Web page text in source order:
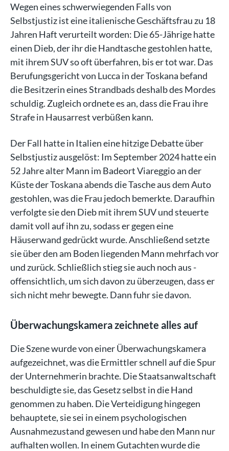
Wegen eines schwerwiegenden Falls von
Selbstjustiz ist eine italienische Geschäftsfrau zu 18
Jahren Haft verurteilt worden: Die 65-Jährige hatte
einen Dieb, der ihr die Handtasche gestohlen hatte,
mit ihrem SUV so oft überfahren, bis er tot war. Das
Berufungsgericht von Lucca in der Toskana befand
die Besitzerin eines Strandbads deshalb des Mordes
schuldig. Zugleich ordnete es an, dass die Frau ihre
Strafe in Hausarrest verbüßen kann.
Der Fall hatte in Italien eine hitzige Debatte über
Selbstjustiz ausgelöst: Im September 2024 hatte ein
52 Jahre alter Mann im Badeort Viareggio an der
Küste der Toskana abends die Tasche aus dem Auto
gestohlen, was die Frau jedoch bemerkte. Daraufhin
verfolgte sie den Dieb mit ihrem SUV und steuerte
damit voll auf ihn zu, sodass er gegen eine
Häuserwand gedrückt wurde. Anschließend setzte
sie über den am Boden liegenden Mann mehrfach vor
und zurück. Schließlich stieg sie auch noch aus -
offensichtlich, um sich davon zu überzeugen, dass er
sich nicht mehr bewegte. Dann fuhr sie davon.
Überwachungskamera zeichnete alles auf
Die Szene wurde von einer Überwachungskamera
aufgezeichnet, was die Ermittler schnell auf die Spur
der Unternehmerin brachte. Die Staatsanwaltschaft
beschuldigte sie, das Gesetz selbst in die Hand
genommen zu haben. Die Verteidigung hingegen
behauptete, sie sei in einem psychologischen
Ausnahmezustand gewesen und habe den Mann nur
aufhalten wollen. In einem Gutachten wurde die